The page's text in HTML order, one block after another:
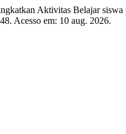
Aktivitas Belajar siswa
Acesso em: 10 aug. 2026.